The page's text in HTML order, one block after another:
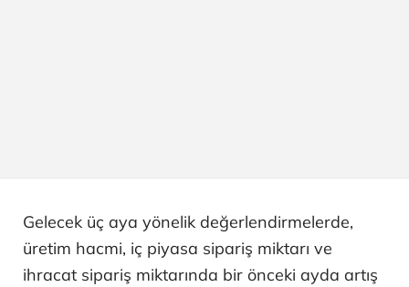
Gelecek üç aya yönelik değerlendirmelerde,
üretim hacmi, iç piyasa sipariş miktarı ve
ihracat sipariş miktarında bir önceki ayda artış